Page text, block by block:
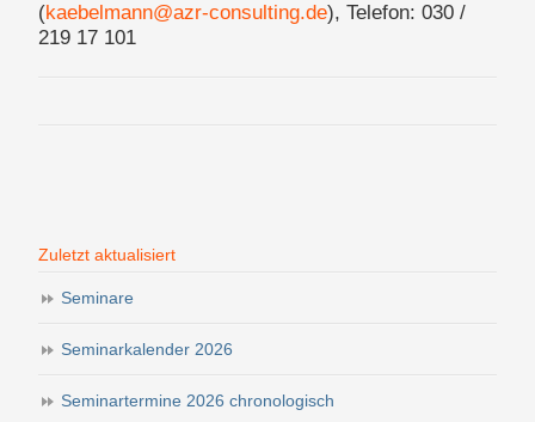
(kaebelmann@azr-consulting.de), Telefon: 030 /
219 17 101
Zuletzt aktualisiert
Seminare
Seminarkalender 2026
Seminartermine 2026 chronologisch